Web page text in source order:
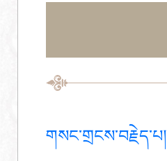
གསང་གྲངས་བརྗེད་པ།